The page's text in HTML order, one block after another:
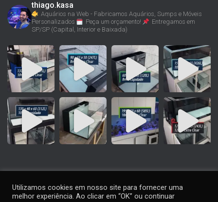
thiago.kasa
Aquários na Web - Fabricamos Aquários, Sumps e Móveis
Personalizados
Peça um orçamento!
Entregamos em
SP/SP (Capital, Interior e Baixada)
Utilizamos cookies em nosso site para fornecer uma
melhor experiência. Ao clicar em “OK” ou continuar